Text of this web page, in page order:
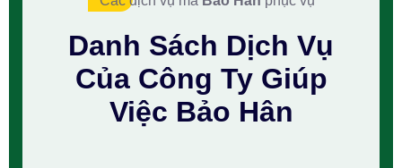
Danh Sách Dịch Vụ
Của Công TyGiúp
Việc Bảo Hân